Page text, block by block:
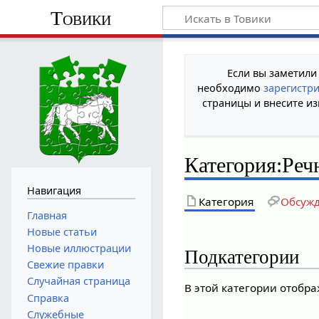
Товики
Если вы
необходимо
страницы и внесите
Категория:
Категория
Подкатегории
В этой категории
Навигация
Главная
Новые статьи
Новые иллюстрации
Свежие правки
Случайная страница
Справка
Служебные